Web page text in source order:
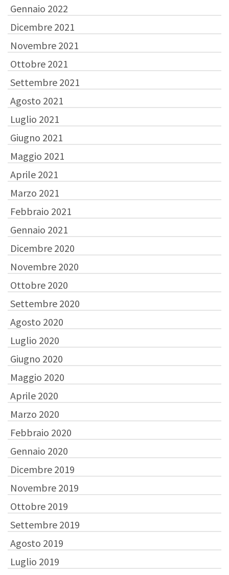
Gennaio 2022
Dicembre 2021
Novembre 2021
Ottobre 2021
Settembre 2021
Agosto 2021
Luglio 2021
Giugno 2021
Maggio 2021
Aprile 2021
Marzo 2021
Febbraio 2021
Gennaio 2021
Dicembre 2020
Novembre 2020
Ottobre 2020
Settembre 2020
Agosto 2020
Luglio 2020
Giugno 2020
Maggio 2020
Aprile 2020
Marzo 2020
Febbraio 2020
Gennaio 2020
Dicembre 2019
Novembre 2019
Ottobre 2019
Settembre 2019
Agosto 2019
Luglio 2019